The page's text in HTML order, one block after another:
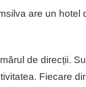
are un
de direcții.
Fiecare